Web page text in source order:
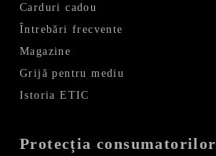
Carduri cadou
Întrebări frecvente
Magazine
Grijă pentru mediu
Istoria ETIC
Protecția consumatorilor